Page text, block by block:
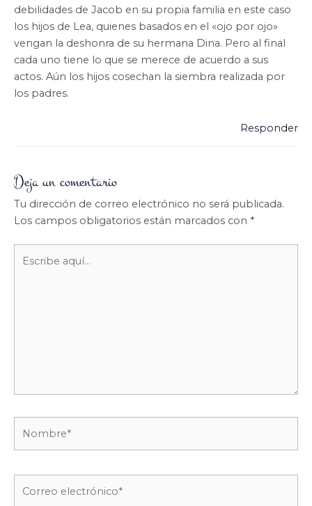
debilidades de Jacob en su propia familia en este caso
los hijos de Lea, quienes basados en el «ojo por ojo»
vengan la deshonra de su hermana Dina. Pero al final
cada uno tiene lo que se merece de acuerdo a sus
actos. Aún los hijos cosechan la siembra realizada por
los padres.
Responder
Deja un comentario
Tu dirección de correo electrónico no será publicada.
Los campos obligatorios están marcados con *
aquí...
electrónico*